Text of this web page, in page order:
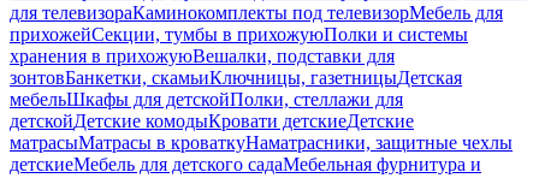
для телевизораКаминокомплекты под телевизорМебель для
прихожейСекции, тумбы в прихожуюПолки и системы
хранения в прихожуюВешалки, подставки для
зонтовБанкетки, скамьиКлючницы, газетницыДетская
мебельШкафы для детскойПолки, стеллажи для
детскойДетские комодыКровати детскиеДетские
матрасыМатрасы в кроваткуНаматрасники, защитные чехлы
детскиеМебель для детского садаМебельная фурнитура и